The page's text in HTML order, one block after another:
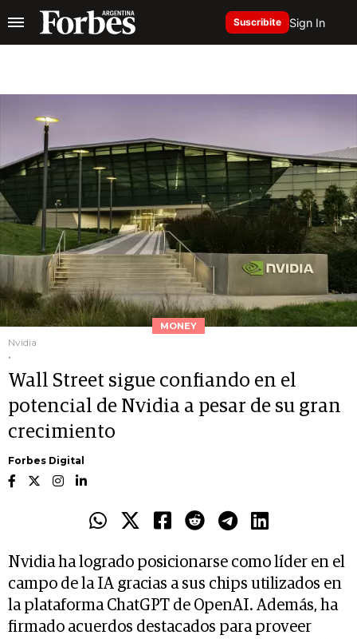
Suscribite Sign In
MONEY
Nvidia
.
Wall Street sigue confiando en el
potencial de Nvidia a pesar de su gran
crecimiento
Forbes Digital
Nvidia ha logrado posicionarse como líder en el
campo de la IA gracias a sus chips utilizados en
la plataforma ChatGPT de OpenAI. Además, ha
firmado acuerdos destacados para proveer